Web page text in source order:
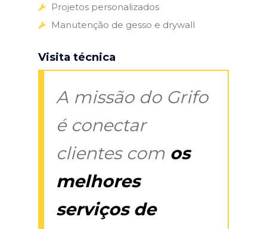
Projetos personalizados
Manutenção de gesso e drywall
Visita técnica
A missão do Grifo
é conectar
clientes com os
melhores
serviços de